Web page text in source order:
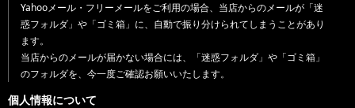
Yahooメール・フリーメールをご利用の場合、当店からのメールが「迷
惑フォルダ」や「ゴミ箱」に、自動で振り分けられてしまうことがあり
ます。
当店からのメールが届かない場合には、「迷惑フォルダ」や「ゴミ箱」
のフォルダを、今一度ご確認お願いいたします。
個人情報について